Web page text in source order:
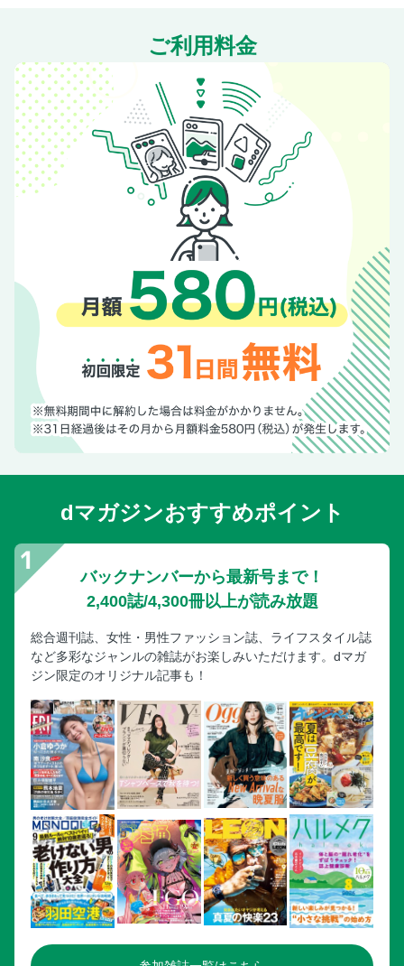
細木かおりの幸せを呼ぶ六星占術
投稿どんぶり
コミック／解決屋西園寺真帆のリバーシブル・ラブ
おすすめ週女書店／中島京子さん「水は動かず芹の中」
【人生相談も丸投げの時代に!?】AIといっしょに楽チン生活
〈男女1000人アンケート〉もう終わっていい「長寿番組」
《検証シリーズ》分煙社会イマドキ事情
Dr.西川潔の拝啓、婦人科外来より愛をこめて
MINMI It’s not too late〜親子で海外挑戦〜
「じゃあ、あんたが作ってみろよ」原作者が明かす誕生秘話
／ホテルは満室、価格は高騰。嵐のラストツアー“狂想曲”
日本映画が公開延期の中国で「鬼滅」だけは例外のワケ
【財団設立＆WBC出場を発表】大谷翔平（31）決意のウラ
側
現代用語クイズ
今週のフォトニュース
ビジュ強強クリスマスケーキ
《デジタル限定》今週のフォトニュースぷらす
ご利用料金
dマガジンおすすめポイント
バックナンバーから最新号まで！
2,400誌/4,300冊以上が読み放題
総合週刊誌、女性・男性ファッション誌、ライフスタイル誌
など多彩なジャンルの雑誌がお楽しみいただけます。dマガ
ジン限定のオリジナル記事も！